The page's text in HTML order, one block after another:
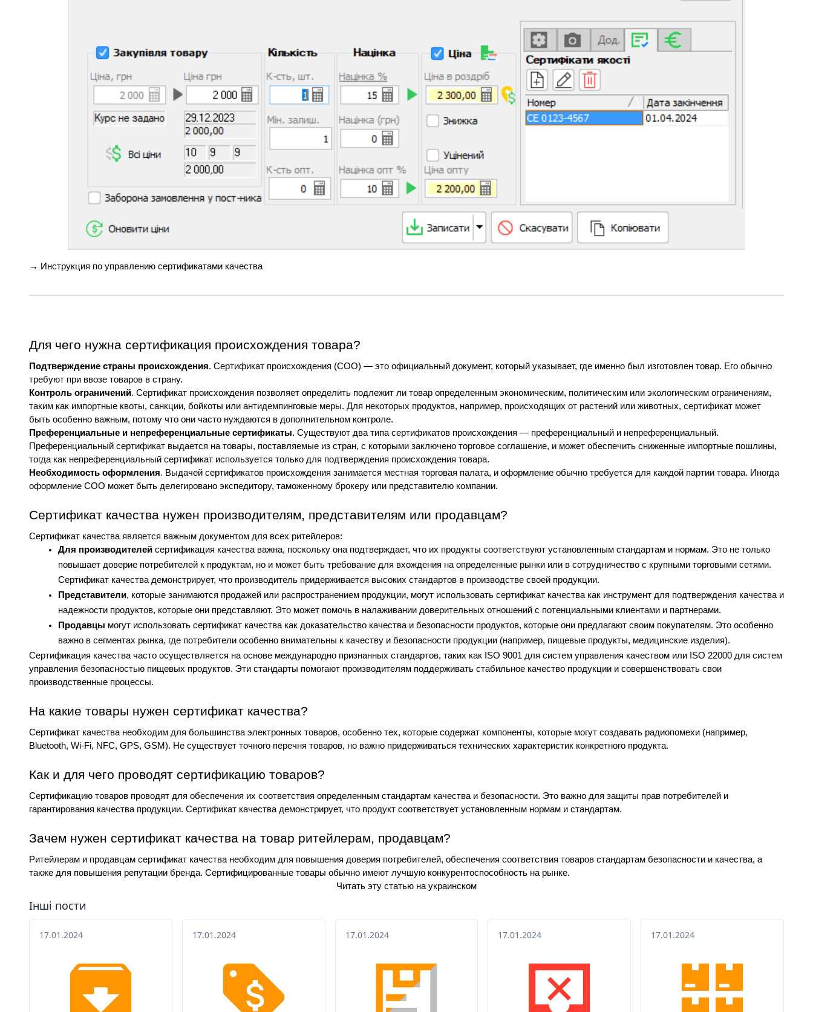
→ Инструкция по управлению сертификатами качества
Для чего нужна сертификация происхождения товара?
Подтверждение страны происхождения. Сертификат происхождения (COO) — это официальный документ, который указывает, где именно был изготовлен товар. Его обычно
требуют при ввозе товаров в страну.
Контроль ограничений. Сертификат происхождения позволяет определить подлежит ли товар определенным экономическим, политическим или экологическим ограничениям,
таким как импортные квоты, санкции, бойкоты или антидемпинговые меры. Для некоторых продуктов, например, происходящих от растений или животных, сертификат может
быть особенно важным, потому что они часто нуждаются в дополнительном контроле.
Преференциальные и непреференциальные сертификаты. Существуют два типа сертификатов происхождения — преференциальный и непреференциальный.
Преференциальный сертификат выдается на товары, поставляемые из стран, с которыми заключено торговое соглашение, и может обеспечить сниженные импортные пошлины,
тогда как непреференциальный сертификат используется только для подтверждения происхождения товара.
Необходимость оформления. Выдачей сертификатов происхождения занимается местная торговая палата, и оформление обычно требуется для каждой партии товара. Иногда
оформление СОО может быть делегировано экспедитору, таможенному брокеру или представителю компании.
Сертификат качества нужен производителям, представителям или продавцам?
Сертификат качества является важным документом для всех ритейлеров:
Для производителей сертификация качества важна, поскольку она подтверждает, что их продукты соответствуют установленным стандартам и нормам. Это не только
повышает доверие потребителей к продуктам, но и может быть требование для вхождения на определенные рынки или в сотрудничество с крупными торговыми сетями.
Сертификат качества демонстрирует, что производитель придерживается высоких стандартов в производстве своей продукции.
Представители, которые занимаются продажей или распространением продукции, могут использовать сертификат качества как инструмент для подтверждения качества и
надежности продуктов, которые они представляют. Это может помочь в налаживании доверительных отношений с потенциальными клиентами и партнерами.
Продавцы могут использовать сертификат качества как доказательство качества и безопасности продуктов, которые они предлагают своим покупателям. Это особенно
важно в сегментах рынка, где потребители особенно внимательны к качеству и безопасности продукции (например, пищевые продукты, медицинские изделия).
Сертификация качества часто осуществляется на основе международно признанных стандартов, таких как ISO 9001 для систем управления качеством или ISO 22000 для систем
управления безопасностью пищевых продуктов. Эти стандарты помогают производителям поддерживать стабильное качество продукции и совершенствовать свои
производственные процессы.
На какие товары нужен сертификат качества?
Сертификат качества необходим для большинства электронных товаров, особенно тех, которые содержат компоненты, которые могут создавать радиопомехи (например,
Bluetooth, Wi-Fi, NFC, GPS, GSM). Не существует точного перечня товаров, но важно придерживаться технических характеристик конкретного продукта.
Как и для чего проводят сертификацию товаров?
Сертификацию товаров проводят для обеспечения их соответствия определенным стандартам качества и безопасности. Это важно для защиты прав потребителей и
гарантирования качества продукции. Сертификат качества демонстрирует, что продукт соответствует установленным нормам и стандартам.
Зачем нужен сертификат качества на товар ритейлерам, продавцам?
Ритейлерам и продавцам сертификат качества необходим для повышения доверия потребителей, обеспечения соответствия товаров стандартам безопасности и качества, а
также для повышения репутации бренда. Сертифицированные товары обычно имеют лучшую конкурентоспособность на рынке.
Читать эту статью на украинском
Інші пости
17.01.2024 17.01.2024 17.01.2024 17.01.2024 17.01.2024